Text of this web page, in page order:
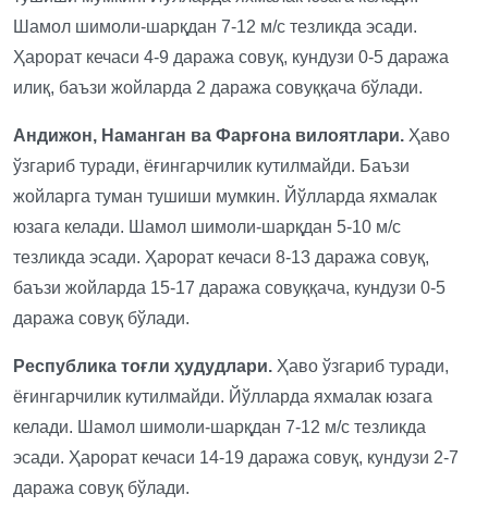
Шамол шимоли-шарқдан 7-12 м/с тезликда эсади.
Ҳарорат кечаси 4-9 даража совуқ, кундузи 0-5 даража
илиқ, баъзи жойларда 2 даража совуққача бўлади.
Андижон, Наманган ва Фарғона вилоятлари. Ҳаво
ўзгариб туради, ёғингарчилик кутилмайди. Баъзи
жойларга туман тушиши мумкин. Йўлларда яхмалак
юзага келади. Шамол шимоли-шарқдан 5-10 м/с
тезликда эсади. Ҳарорат кечаси 8-13 даража совуқ,
баъзи жойларда 15-17 даража совуққача, кундузи 0-5
даража совуқ бўлади.
Республика тоғли ҳудудлари. Ҳаво ўзгариб туради,
ёғингарчилик кутилмайди. Йўлларда яхмалак юзага
келади. Шамол шимоли-шарқдан 7-12 м/с тезликда
эсади. Ҳарорат кечаси 14-19 даража совуқ, кундузи 2-7
даража совуқ бўлади.